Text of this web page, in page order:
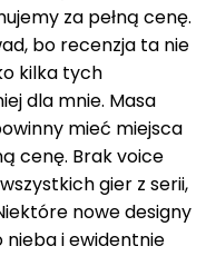
za pełną cenę.
bo recenzja ta nie
kilka tych
dla mnie. Masa
mieć miejsca
cenę. Brak voice
gier z serii,
nowe designy
nieba i ewidentnie